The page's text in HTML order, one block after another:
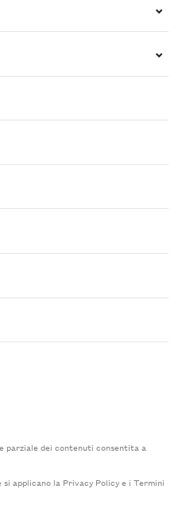
parziale dei contenuti consentita a
applicano la Privacy Policye i Termini